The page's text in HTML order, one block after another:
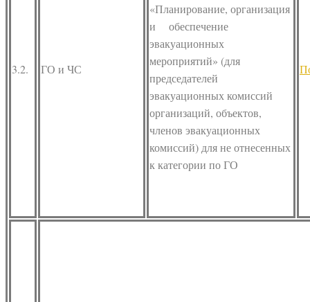
3.2. ГО и ЧС
«Планирование, организация
и обеспечение
эвакуационных
мероприятий» (для
председателей
эвакуационных комиссий
организаций, объектов,
членов эвакуационных
комиссий) для не отнесенных
к категории по ГО